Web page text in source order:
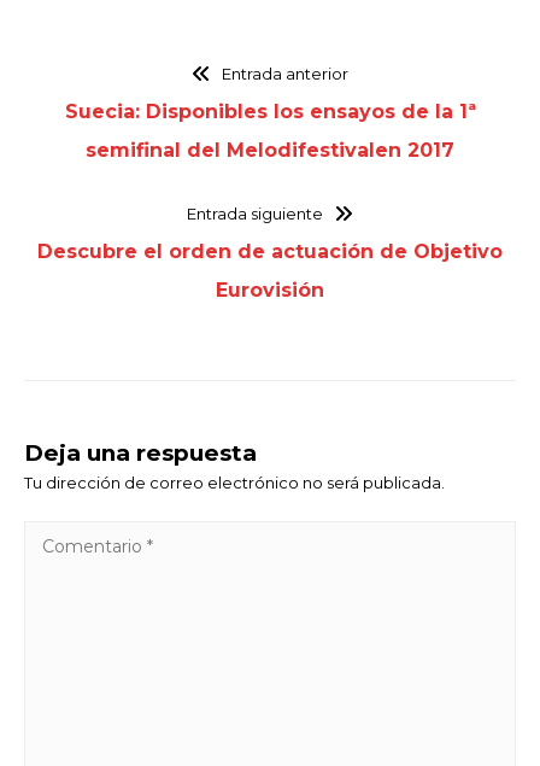
Entrada anterior
Suecia: Disponibles los ensayos de la 1ª
semifinal del Melodifestivalen 2017
Entrada siguiente
Descubre el orden de actuación de Objetivo
Eurovisión
Deja una respuesta
Tu dirección de correo electrónico no será publicada.